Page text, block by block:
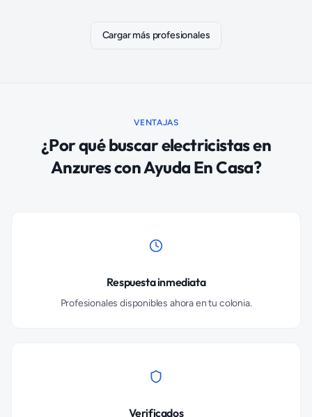
Cargar más profesionales
VENTAJAS
¿Por qué buscarelectricistasen
Anzurescon Ayuda En Casa?
Respuesta inmediata
Profesionales disponibles ahora en tu colonia.
Verificados